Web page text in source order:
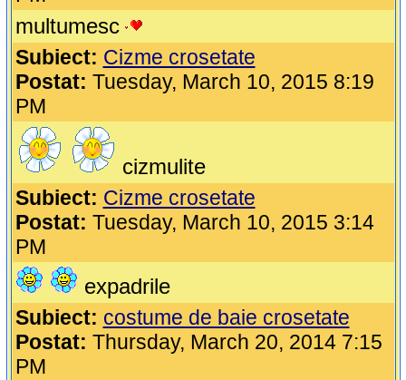
multumesc
Subiect: Cizme crosetate
Postat: Tuesday, March 10, 2015 8:19
PM
cizmulite
Subiect: Cizme crosetate
Postat: Tuesday, March 10, 2015 3:14
PM
expadrile
Subiect: costume de baie crosetate
Postat: Thursday, March 20, 2014 7:15
PM